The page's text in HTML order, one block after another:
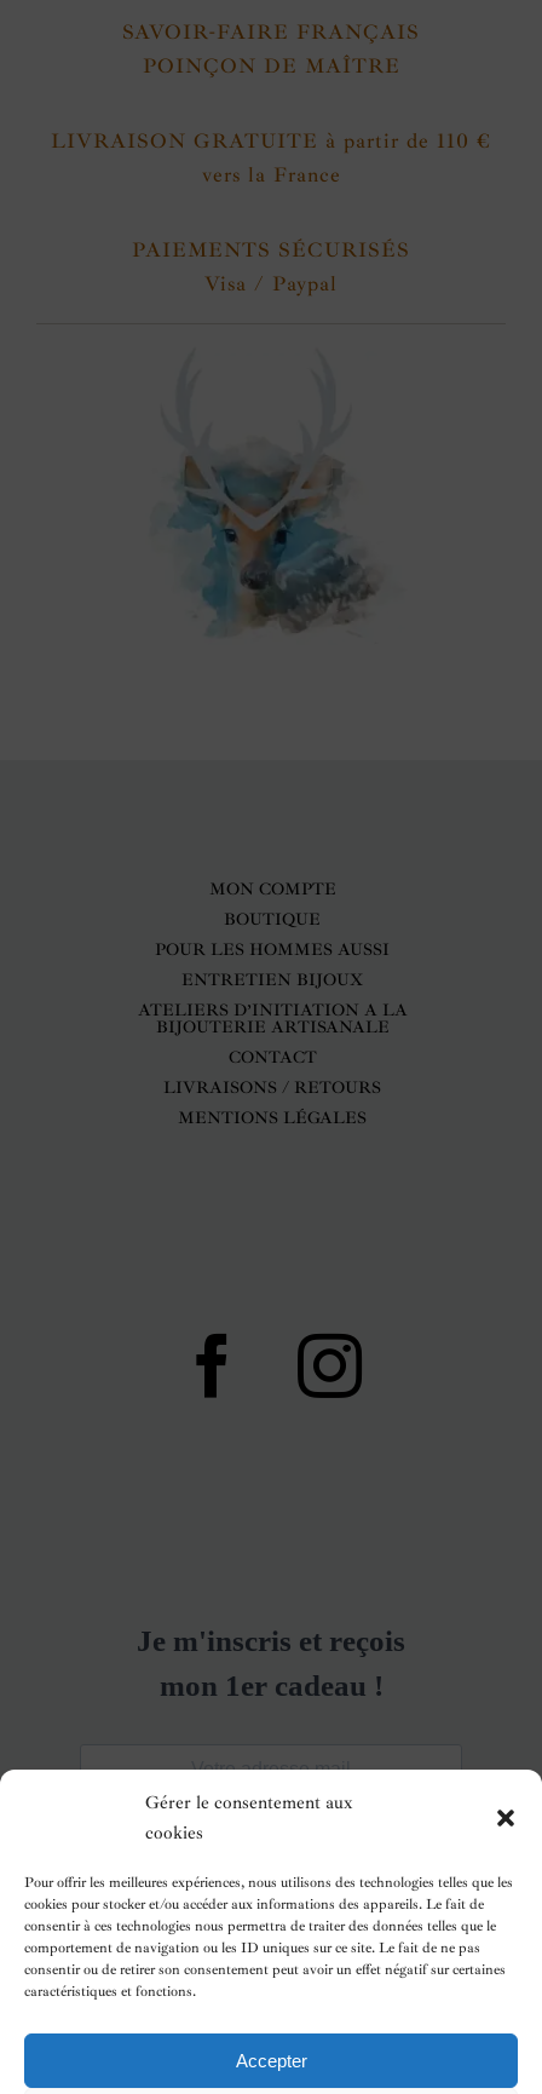
Gérer le consentement aux
cookies
Pour offrir les meilleures expériences, nous utilisons des technologies telles que les
cookies pour stocker et/ou accéder aux informations des appareils. Le fait de
consentir à ces technologies nous permettra de traiter des données telles que le
comportement de navigation ou les ID uniques sur ce site. Le fait de ne pas
consentir ou de retirer son consentement peut avoir un effet négatif sur certaines
caractéristiques et fonctions.
Accepter
SAVOIR-FAIRE FRANÇAIS
POINÇON DE MAÎTRE
LIVRAISON GRATUITE à partir de 110 €
vers la France
PAIEMENTS SÉCURISÉS
Visa / Paypal
MON COMPTE
BOUTIQUE
POUR LES HOMMES AUSSI
ENTRETIEN BIJOUX
ATELIERS D’INITIATION A LA
BIJOUTERIE ARTISANALE
CONTACT
LIVRAISONS / RETOURS
MENTIONS LÉGALES